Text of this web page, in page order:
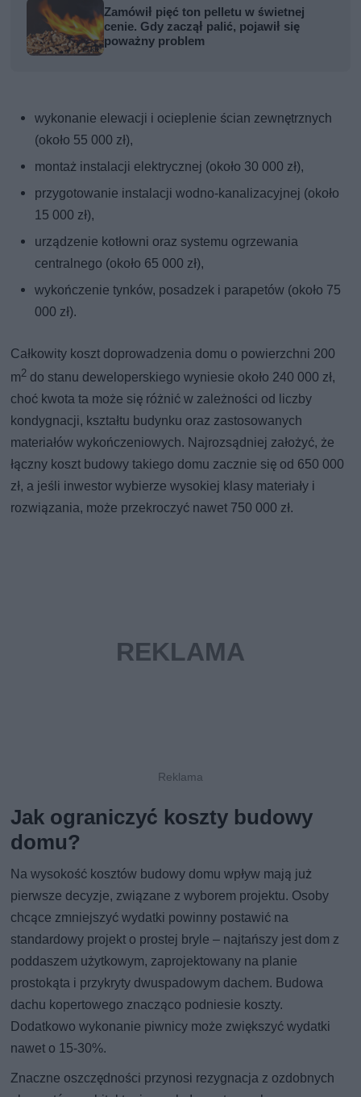
Zamówił pięć ton pelletu w świetnej
cenie. Gdy zaczął palić, pojawił się
poważny problem
wykonanie elewacji i ocieplenie ścian zewnętrznych
(około 55 000 zł),
montaż instalacji elektrycznej (około 30 000 zł),
przygotowanie instalacji wodno-kanalizacyjnej (około
15 000 zł),
urządzenie kotłowni oraz systemu ogrzewania
centralnego (około 65 000 zł),
wykończenie tynków, posadzek i parapetów (około 75
000 zł).
Całkowity koszt doprowadzenia domu o powierzchni 200
m2 do stanu deweloperskiego wyniesie około 240 000 zł,
choć kwota ta może się różnić w zależności od liczby
kondygnacji, kształtu budynku oraz zastosowanych
materiałów wykończeniowych. Najrozsądniej założyć, że
łączny koszt budowy takiego domu zacznie się od 650 000
zł, a jeśli inwestor wybierze wysokiej klasy materiały i
rozwiązania, może przekroczyć nawet 750 000 zł.
Jak ograniczyć koszty budowy
domu?
Na wysokość kosztów budowy domu wpływ mają już
pierwsze decyzje, związane z wyborem projektu. Osoby
chcące zmniejszyć wydatki powinny postawić na
standardowy projekt o prostej bryle – najtańszy jest dom z
poddaszem użytkowym, zaprojektowany na planie
prostokąta i przykryty dwuspadowym dachem. Budowa
dachu kopertowego znacząco podniesie koszty.
Dodatkowo wykonanie piwnicy może zwiększyć wydatki
nawet o 15-30%.
Znaczne oszczędności przynosi rezygnacja z ozdobnych